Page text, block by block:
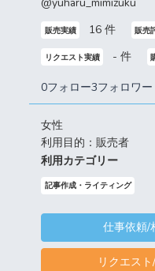
販売実績 16 件 販売
リクエスト実績 - 件
0フォロー3フォロワー
女性
利用目的：販売者
利用カテゴリー
記事作成・ライティング
仕事依頼/
リクエス